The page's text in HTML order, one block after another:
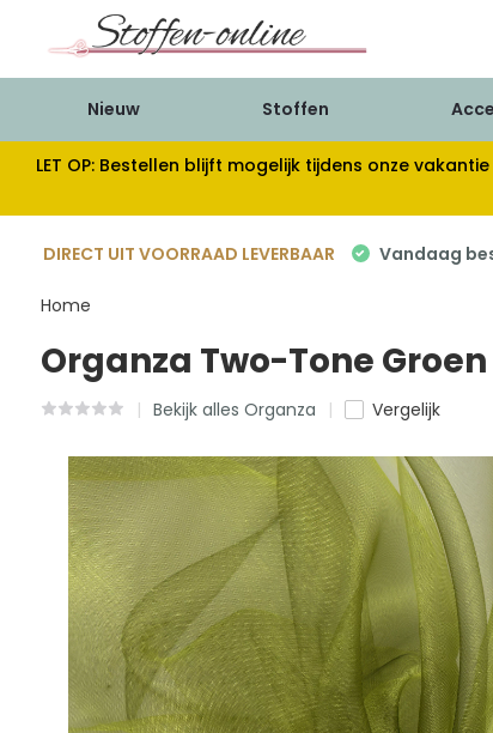
Nieuw Stoffen
LET OP: Bestellen blijft mogelijk tijdens onze
DIRECT UIT VOORRAAD LEVERBAAR Vandaag
Home
Organza Two-Tone
Bekijk alles Organza Vergelijk